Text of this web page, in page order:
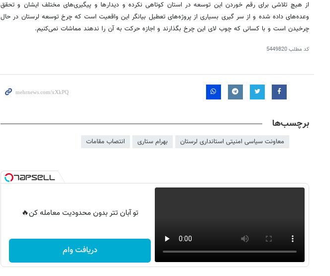
از هیچ تلاشی برای رقم خوردن این توسعه در استان کوتاهی نکرده و دیدارها و پیگیری‌های مختلف ایشان و تحقق
وعده‌های داده شده و از سرگیری بسیاری از پروژه‌های تعطیل بیانگر این واقعیت است که چرخ توسعه لرستان در حال
چرخیدن است و با کسانی که چوب لای این چرخ بگذارند و اجازه حرکت به آن را ندهند مماشات نمی‌کنیم.
کد مطلب5449820
برچسب‌ها
معاونت سیاسی امنیتی استانداری لرستان بهرام ستاری انتصاب مقامات
تو آبان تتر بدون محدودیت معامله کن🔥
دریافت وام